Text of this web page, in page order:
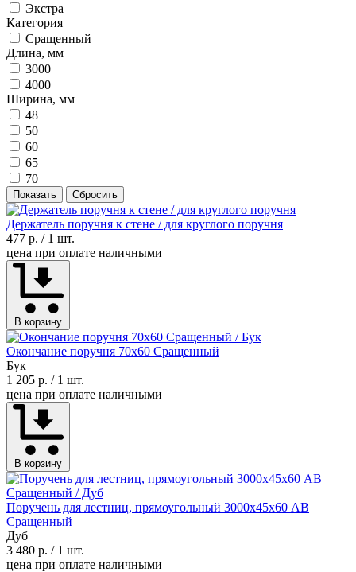
Экстра
Категория
Сращенный
Длина, мм
3000
4000
Ширина, мм
48
50
60
65
70
Показать Сбросить
Держатель поручня к стене / для круглого поручня
477 р. / 1 шт.
цена при оплате наличными
В корзину
Окончание поручня 70х60 Сращенный
Бук
1 205 р. / 1 шт.
цена при оплате наличными
В корзину
Поручень для лестниц, прямоугольный 3000х45х60 АВ
Сращенный
Дуб
3 480 р. / 1 шт.
цена при оплате наличными